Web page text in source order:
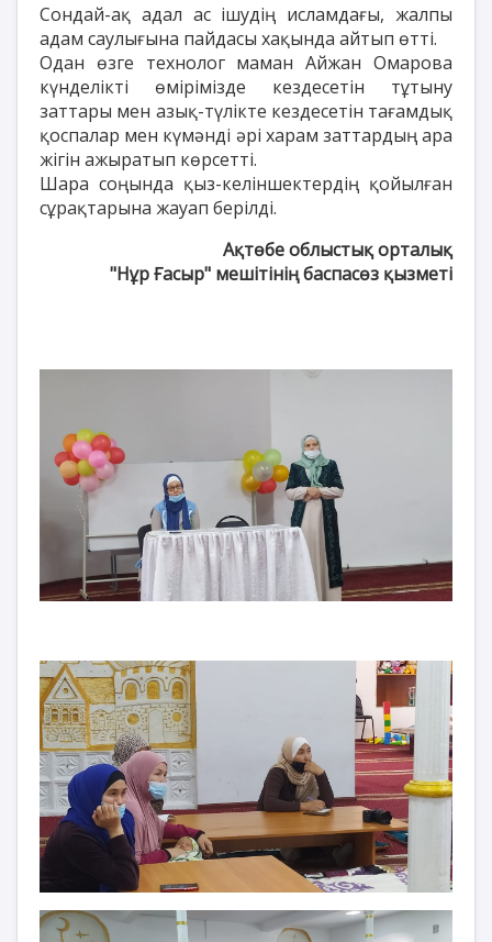
Сондай-ақ адал ас ішудің исламдағы, жалпы
адам саулығына пайдасы хақында айтып өтті.
Одан өзге технолог маман Айжан Омарова
күнделікті өмірімізде кездесетін тұтыну
заттары мен азық-түлікте кездесетін тағамдық
қоспалар мен күмәнді әрі харам заттардың ара
жігін ажыратып көрсетті.
Шара соңында қыз-келіншектердің қойылған
сұрақтарына жауап берілді.
Ақтөбе облыстық орталық
"Нұр Ғасыр" мешітінің баспасөз қызметі